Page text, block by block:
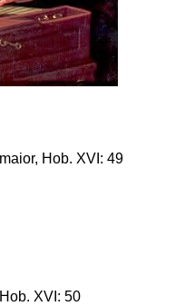
Hob. XVI: 49
XVI: 50